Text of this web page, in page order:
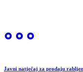
Javni natječaj za prodaju